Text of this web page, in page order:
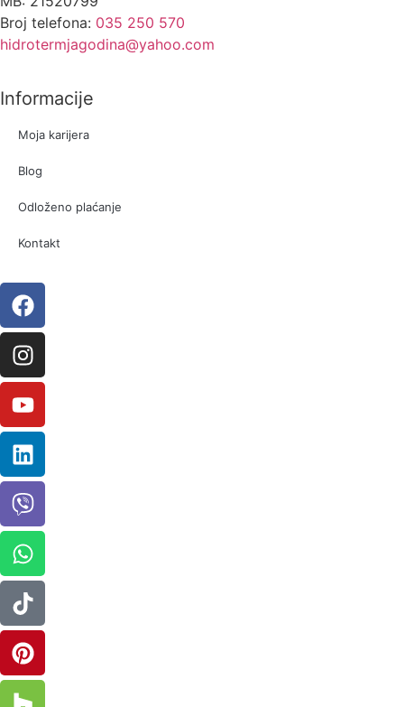
Broj telefona: 035 250 570
hidrotermjagodina@yahoo.com
Informacije
Moja karijera
Blog
Odloženo plaćanje
Kontakt